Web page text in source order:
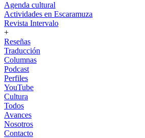
Agenda cultural
Actividades en Escaramuza
Revista Intervalo
+
Reseñas
Traducción
Columnas
Podcast
Perfiles
YouTube
Cultura
Todos
Avances
Nosotros
Contacto